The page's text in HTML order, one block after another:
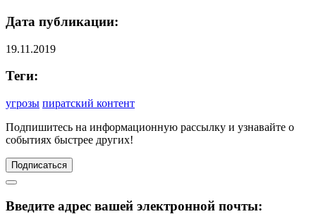
Дата публикации:
19.11.2019
Теги:
угрозы пиратский контент
Подпишитесь на информационную рассылку и узнавайте о
событиях быстрее других!
Подписаться
Введите адрес вашей электронной почты: